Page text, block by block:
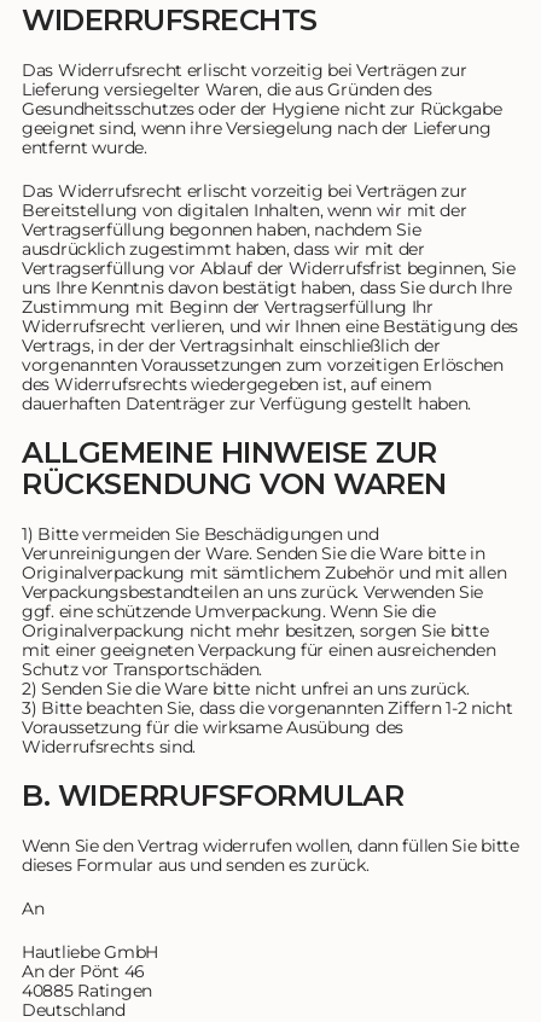
WIDERRUFSRECHTS
Das Widerrufsrecht erlischt vorzeitig bei Verträgen zur
Lieferung versiegelter Waren, die aus Gründen des
Gesundheitsschutzes oder der Hygiene nicht zur Rückgabe
geeignet sind, wenn ihre Versiegelung nach der Lieferung
entfernt wurde.
Das Widerrufsrecht erlischt vorzeitig bei Verträgen zur
Bereitstellung von digitalen Inhalten, wenn wir mit der
Vertragserfüllung begonnen haben, nachdem Sie
ausdrücklich zugestimmt haben, dass wir mit der
Vertragserfüllung vor Ablauf der Widerrufsfrist beginnen, Sie
uns Ihre Kenntnis davon bestätigt haben, dass Sie durch Ihre
Zustimmung mit Beginn der Vertragserfüllung Ihr
Widerrufsrecht verlieren, und wir Ihnen eine Bestätigung des
Vertrags, in der der Vertragsinhalt einschließlich der
vorgenannten Voraussetzungen zum vorzeitigen Erlöschen
des Widerrufsrechts wiedergegeben ist, auf einem
dauerhaften Datenträger zur Verfügung gestellt haben.
ALLGEMEINE HINWEISE ZUR
RÜCKSENDUNG VON WAREN
1) Bitte vermeiden Sie Beschädigungen und
Verunreinigungen der Ware. Senden Sie die Ware bitte in
Originalverpackung mit sämtlichem Zubehör und mit allen
Verpackungsbestandteilen an uns zurück. Verwenden Sie
ggf. eine schützende Umverpackung. Wenn Sie die
Originalverpackung nicht mehr besitzen, sorgen Sie bitte
mit einer geeigneten Verpackung für einen ausreichenden
Schutz vor Transportschäden.
2) Senden Sie die Ware bitte nicht unfrei an uns zurück.
3) Bitte beachten Sie, dass die vorgenannten Ziffern 1-2 nicht
Voraussetzung für die wirksame Ausübung des
Widerrufsrechts sind.
B. WIDERRUFSFORMULAR
Wenn Sie den Vertrag widerrufen wollen, dann füllen Sie bitte
dieses Formular aus und senden es zurück.
An
Hautliebe GmbH
An der Pönt 46
40885 Ratingen
Deutschland